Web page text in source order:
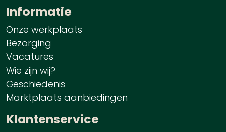
Informatie
Onze werkplaats
Bezorging
Vacatures
Wie zijn wij?
Geschiedenis
Marktplaats aanbiedingen
Klantenservice